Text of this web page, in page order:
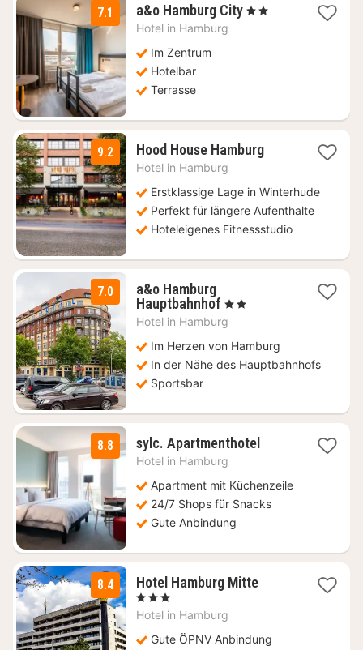
7.1 a&o Hamburg City2
, 2 Sterne
Hotel in Hamburg
Im Zentrum
Hotelbar
Terrasse
9.2 Hood House Hamburg1
144
€
Hotel in Hamburg
Erstklassige Lage in Winterhude
Perfekt für längere Aufenthalte
Hoteleigenes Fitnessstudio
7.0
a&o Hamburg
Hauptbahnhof 2
Nächte
ab
72,66
€
, 2 Sterne
Hotel in Hamburg
Im Herzen von Hamburg
In der Nähe des Hauptbahnhofs
Sportsbar
8.8 sylc. Apartmenthotel2
96
€
Hotel in Hamburg
Apartment mit Küchenzeile
24/7 Shops für Snacks
Gute Anbindung
8.4 Hotel Hamburg Mitte1
€
, 3 Sterne
Hotel in Hamburg
Gute ÖPNV Anbindung